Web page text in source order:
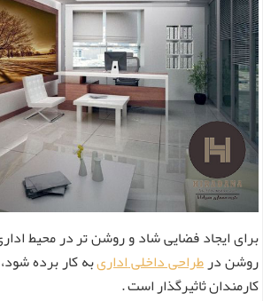
برای ایجاد فضایی شاد و روشن تر در محیط
روشن درطراحی داخلیاداریبه کار برده
کارمندانثاثیرگذار است .